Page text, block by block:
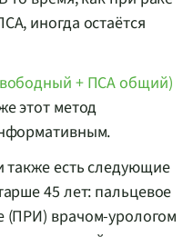
иногда остаётся
+ ПСА общий)
этот метод
также есть следующие
45 лет: пальцевое
(ПРИ) врачом-урологом